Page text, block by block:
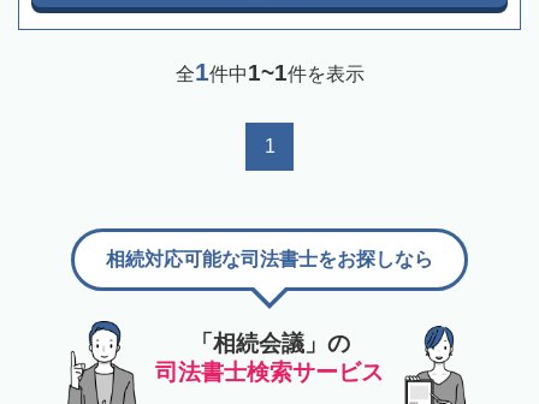
全1件中1~1件を表示
1
「相続会議」の
司法書士検索サービス
相続対応可能な司法書士をお探しなら